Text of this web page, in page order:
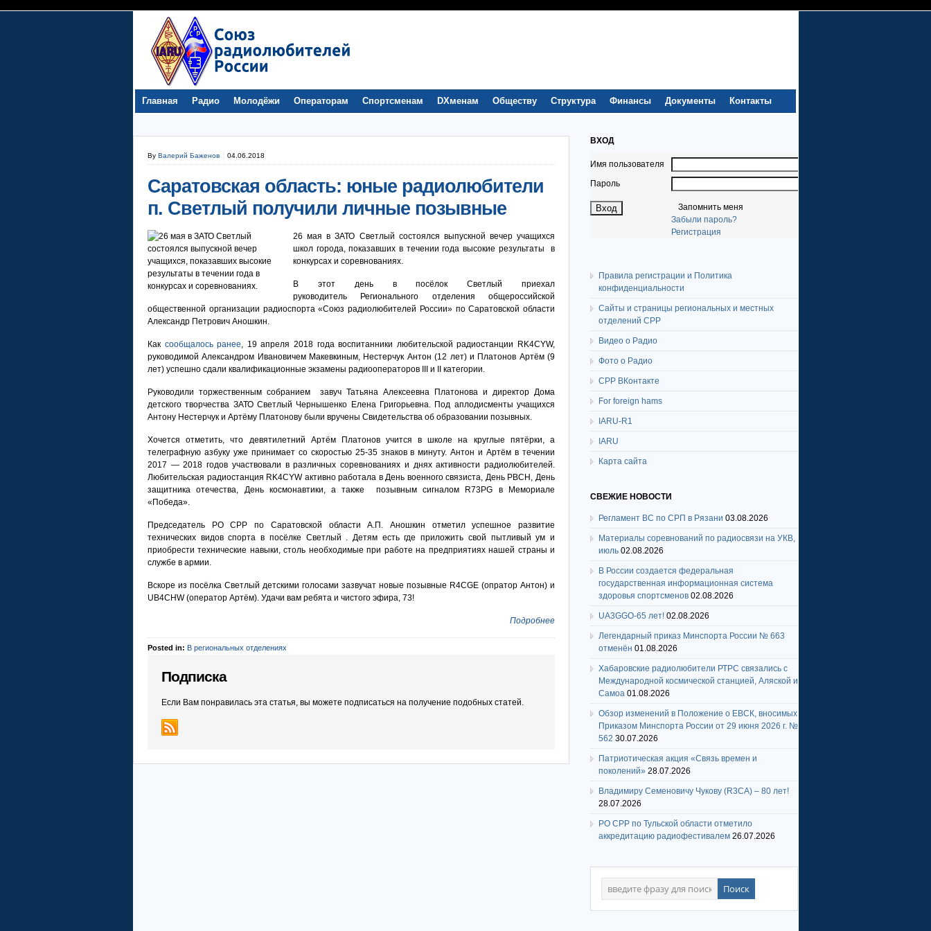
Главная Радио Молодёжи Операторам Спортсменам DXменам Обществу Структура Финансы Документы Контакты
By Валерий Баженов 04.06.2018
Саратовская область: юные радиолюбители
п. Светлый получили личные позывные
26 мая в ЗАТО Светлый состоялся выпускной вечер учащихся
школ города, показавших в течении года высокие результаты в
конкурсах и соревнованиях.
В этот день в посёлок Светлый приехал
руководитель Регионального отделения общероссийской
общественной организации радиоспорта «Союз радиолюбителей России» по Саратовской области
Александр Петрович Аношкин.
Как сообщалось ранее, 19 апреля 2018 года воспитанники любительской радиостанции RK4CYW,
руководимой Александром Ивановичем Макевкиным, Нестерчук Антон (12 лет) и Платонов Артём (9
лет) успешно сдали квалификационные экзамены радиооператоров III и II категории.
Руководили торжественным собранием завуч Татьяна Алексеевна Платонова и директор Дома
детского творчества ЗАТО Светлый Чернышенко Елена Григорьевна. Под аплодисменты учащихся
Антону Нестерчук и Артёму Платонову были вручены Свидетельства об образовании позывных.
Хочется отметить, что девятилетний Артём Платонов учится в школе на круглые пятёрки, а
телеграфную азбуку уже принимает со скоростью 25-35 знаков в минуту. Антон и Артём в течении
2017 — 2018 годов участвовали в различных соревнованиях и днях активности радиолюбителей.
Любительская радиостанция RK4CYW активно работала в День военного связиста, День РВСН, День
защитника отечества, День космонавтики, а также позывным сигналом R73PG в Мемориале
«Победа».
Председатель РО СРР по Саратовской области А.П. Аношкин отметил успешное развитие
технических видов спорта в посёлке Светлый . Детям есть где приложить свой пытливый ум и
приобрести технические навыки, столь необходимые при работе на предприятиях нашей страны и
службе в армии.
Вскоре из посёлка Светлый детскими голосами зазвучат новые позывные R4CGE (опратор Антон) и
UB4CHW (оператор Артём). Удачи вам ребята и чистого эфира, 73!
Подробнее
Posted in: В региональных отделениях
Подписка
Если Вам понравилась эта статья, вы можете подписаться на получение подобных статей.
ВХОД
Имя пользователя
Пароль
Запомнить меня
Забыли пароль?
Регистрация
Правила регистрации и Политика
конфиденциальности
Сайты и страницы региональных и местных
отделений СРР
Видео о Радио
Фото о Радио
СРР ВКонтакте
For foreign hams
IARU-R1
IARU
Карта сайта
СВЕЖИЕ НОВОСТИ
Регламент ВС по СРП в Рязани 03.08.2026
Материалы соревнований по радиосвязи на УКВ,
июль 02.08.2026
В России создается федеральная
государственная информационная система
здоровья спортсменов 02.08.2026
UA3GGO-65 лет! 02.08.2026
Легендарный приказ Минспорта России № 663
отменён 01.08.2026
Хабаровские радиолюбители РТРС связались с
Международной космической станцией, Аляской и
Самоа 01.08.2026
Обзор изменений в Положение о ЕВСК, вносимых
Приказом Минспорта России от 29 июня 2026 г. №
562 30.07.2026
Патриотическая акция «Связь времен и
поколений» 28.07.2026
Владимиру Семеновичу Чукову (R3CA) – 80 лет!
28.07.2026
РО СРР по Тульской области отметило
аккредитацию радиофестивалем 26.07.2026